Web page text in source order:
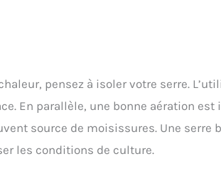
pensez à isoler votre serre.
En parallèle, une bonne aération
source de moisissures. Une
les conditions de culture.